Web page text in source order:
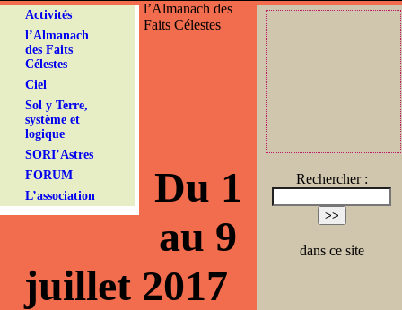
Activités
l’Almanach
des Faits
Célestes
Ciel
Sol y Terre,
système et
logique
SORI’Astres
FORUM
L’association
Rechercher :
dans ce site
l’Almanach des
Faits Célestes
Du 1
au 9
juillet 2017